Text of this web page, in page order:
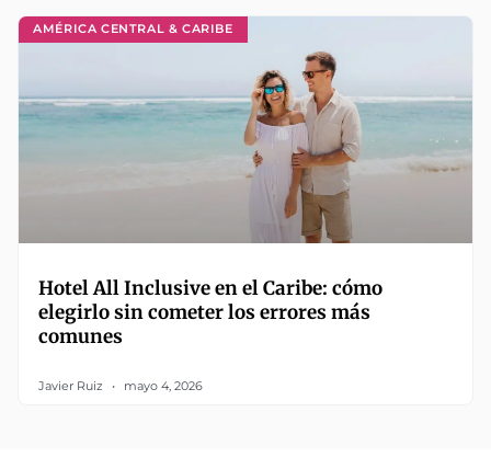
AMÉRICA CENTRAL & CARIBE
Hotel All Inclusive en el Caribe: cómo
elegirlo sin cometer los errores más
comunes
Javier Ruiz mayo 4, 2026